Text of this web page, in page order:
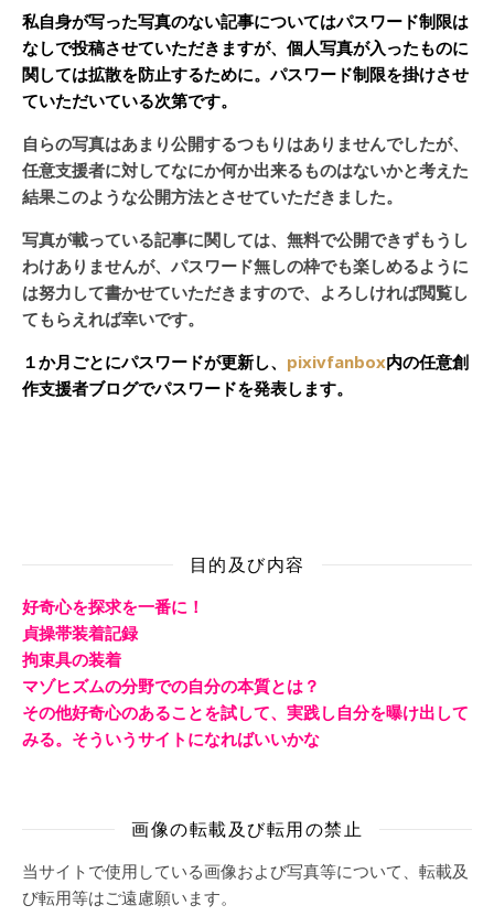
私自身が写った写真のない記事についてはパスワード制限は
なしで投稿させていただきますが、個人写真が入ったものに
関しては拡散を防止するために。パスワード制限を掛けさせ
ていただいている次第です。
自らの写真はあまり公開するつもりはありませんでしたが、
任意支援者に対してなにか何か出来るものはないかと考えた
結果このような公開方法とさせていただきました。
写真が載っている記事に関しては、無料で公開できずもうし
わけありませんが、パスワード無しの枠でも楽しめるように
は努力して書かせていただきますので、よろしければ閲覧し
てもらえれば幸いです。
１か月ごとにパスワードが更新し、 pixivfanbox内の任意創
作支援者ブログでパスワードを発表します。
目的及び内容
好奇心を探求を一番に！
貞操帯装着記録
拘束具の装着
マゾヒズムの分野での自分の本質とは？
その他好奇心のあることを試して、実践し自分を曝け出して
みる。そういうサイトになればいいかな
画像の転載及び転用の禁止
当サイトで使用している画像および写真等について、転載及
び転用等はご遠慮願います。